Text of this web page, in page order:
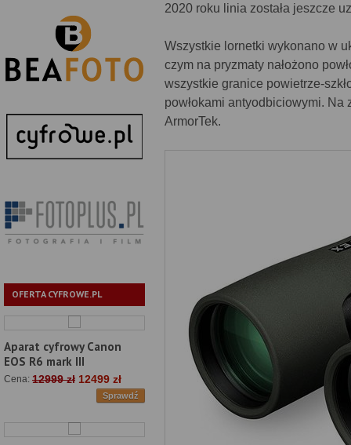
OFERTA CYFROWE.PL
Aparat cyfrowy Canon
EOS R6 mark III
Cena: 12999 zł 12499 zł
Sprawdź
2020 roku linia została jeszcze
Wszystkie lornetki wykonano w
czym na pryzmaty nałożono
wszystkie granice powietrze-
powłokami antyodbiciowymi. Na
ArmorTek.